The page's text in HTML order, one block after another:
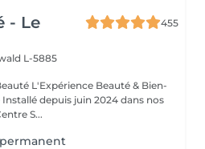
- Le
455
L-5885
& Bien-
depuis juin 2024 dans nos
S...